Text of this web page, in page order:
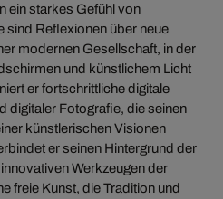
ein starkes Gefühl von
sind Reflexionen über neue
modernen Gesellschaft, in der
und künstlichem Licht
er fortschrittliche digitale
digitaler Fotografie, die seinen
künstlerischen Visionen
er seinen Hintergrund der
Werkzeugen der
freie Kunst, die Tradition und